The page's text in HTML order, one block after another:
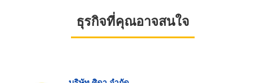
ธุรกิจที่คุณอาจสนใจ